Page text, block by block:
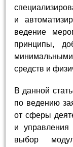
и
ведение
принципы,
средств и
В данной
по ведению
от сферы
и
выбор